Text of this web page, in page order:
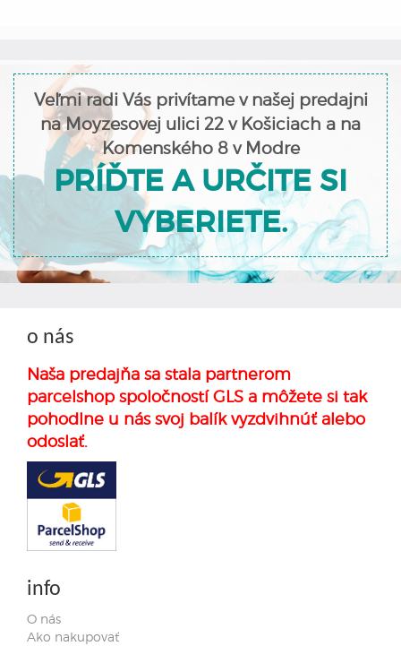
Veľmi radi Vás privítame v našej predajni
na Moyzesovej ulici 22 v Košiciach a na
Komenského 8 v Modre
PRÍĎTE A URČITE SI
VYBERIETE.
o nás
Naša predajňa sa stala partnerom
parcelshop spoločností GLS a môžete si tak
pohodlne u nás svoj balík vyzdvihnúť alebo
odoslať.
info
O nás
Ako nakupovať